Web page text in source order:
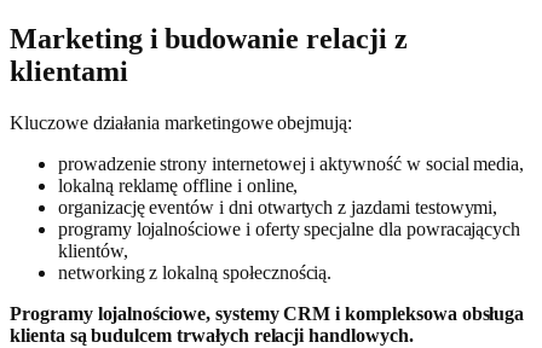
Marketing i budowanie relacji z
klientami
Kluczowe działania marketingowe obejmują:
prowadzenie strony internetowej i aktywność w social media,
lokalną reklamę offline i online,
organizację eventów i dni otwartych z jazdami testowymi,
programy lojalnościowe i oferty specjalne dla powracających
klientów,
networking z lokalną społecznością.
Programy lojalnościowe, systemy CRM i kompleksowa obsługa
klienta są budulcem trwałych relacji handlowych.